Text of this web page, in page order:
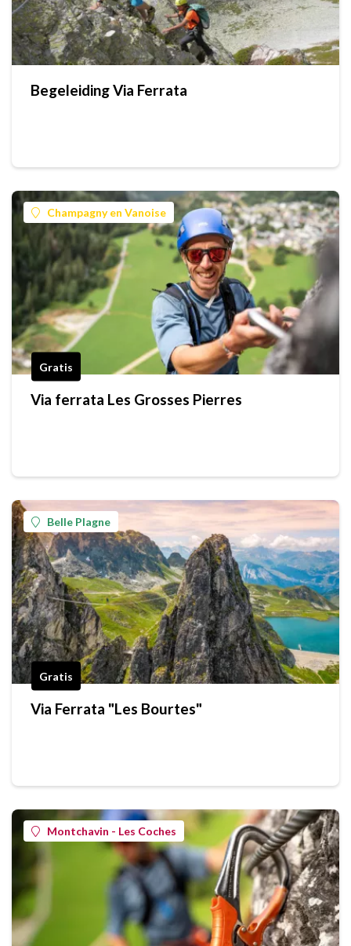
Begeleiding Via Ferrata
Champagny en Vanoise
Gratis
Via ferrata Les Grosses Pierres
Belle Plagne
Gratis
Via Ferrata "Les Bourtes"
Montchavin - Les Coches